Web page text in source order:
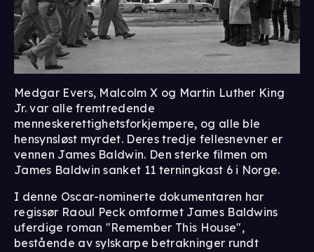
Medgar Evers, Malcolm X og Martin Luther King
Jr. var alle fremtredende
menneskerettighetsforkjempere, og alle ble
hensynsløst myrdet. Deres tredje fellesnevner er
vennen James Baldwin. Den sterke filmen om
James Baldwin sanket 11 terningkast 6 i Norge.
I denne Oscar-nominerte dokumentaren har
regissør Raoul Peck omformet James Baldwins
uferdige roman "Remember This House",
bestående av sylskarpe betrakninger rundt